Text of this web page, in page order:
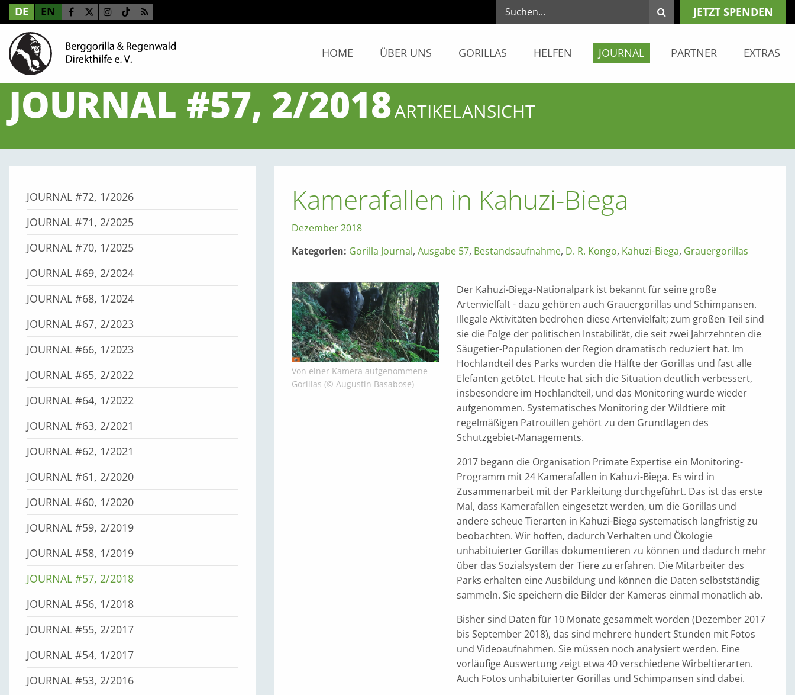
DE EN JETZT SPENDEN
HOME ÜBER UNS GORILLAS HELFEN JOURNAL PARTNER EXTRAS
JOURNAL #57, 2/2018ARTIKELANSICHT
Kamerafallen in Kahuzi-Biega
Dezember 2018
Kategorien: Gorilla Journal, Ausgabe 57, Bestandsaufnahme, D. R. Kongo, Kahuzi-Biega, Grauergorillas
Von einer Kamera aufgenommene
Gorillas (© Augustin Basabose)
Der Kahuzi-Biega-Nationalpark ist bekannt für seine große
Artenvielfalt - dazu gehören auch Grauergorillas und Schimpansen.
Illegale Aktivitäten bedrohen diese Artenvielfalt; zum großen Teil sind
sie die Folge der politischen Instabilität, die seit zwei Jahrzehnten die
Säugetier-Populationen der Region dramatisch reduziert hat. Im
Hochlandteil des Parks wurden die Hälfte der Gorillas und fast alle
Elefanten getötet. Heute hat sich die Situation deutlich verbessert,
insbesondere im Hochlandteil, und das Monitoring wurde wieder
aufgenommen. Systematisches Monitoring der Wildtiere mit
regelmäßigen Patrouillen gehört zu den Grundlagen des
Schutzgebiet-Managements.
2017 begann die Organisation Primate Expertise ein Monitoring-
Programm mit 24 Kamerafallen in Kahuzi-Biega. Es wird in
Zusammenarbeit mit der Parkleitung durchgeführt. Das ist das erste
Mal, dass Kamerafallen eingesetzt werden, um die Gorillas und
andere scheue Tierarten in Kahuzi-Biega systematisch langfristig zu
beobachten. Wir hoffen, dadurch Verhalten und Ökologie
unhabituierter Gorillas dokumentieren zu können und dadurch mehr
über das Sozialsystem der Tiere zu erfahren. Die Mitarbeiter des
Parks erhalten eine Ausbildung und können die Daten selbstständig
sammeln. Sie speichern die Bilder der Kameras einmal monatlich ab.
Bisher sind Daten für 10 Monate gesammelt worden (Dezember 2017
bis September 2018), das sind mehrere hundert Stunden mit Fotos
und Videoaufnahmen. Sie müssen noch analysiert werden. Eine
vorläufige Auswertung zeigt etwa 40 verschiedene Wirbeltierarten.
Auch Fotos unhabituierter Gorillas und Schimpansen sind dabei.
JOURNAL #72, 1/2026
JOURNAL #71, 2/2025
JOURNAL #70, 1/2025
JOURNAL #69, 2/2024
JOURNAL #68, 1/2024
JOURNAL #67, 2/2023
JOURNAL #66, 1/2023
JOURNAL #65, 2/2022
JOURNAL #64, 1/2022
JOURNAL #63, 2/2021
JOURNAL #62, 1/2021
JOURNAL #61, 2/2020
JOURNAL #60, 1/2020
JOURNAL #59, 2/2019
JOURNAL #58, 1/2019
JOURNAL #57, 2/2018
JOURNAL #56, 1/2018
JOURNAL #55, 2/2017
JOURNAL #54, 1/2017
JOURNAL #53, 2/2016